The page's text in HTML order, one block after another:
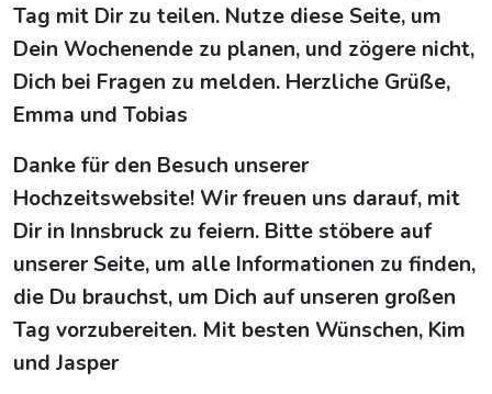
Tag mit Dir zu teilen. Nutze diese Seite, um
Dein Wochenende zu planen, und zögere nicht,
Dich bei Fragen zu melden. Herzliche Grüße,
Emma und Tobias
Danke für den Besuch unserer
Hochzeitswebsite! Wir freuen uns darauf, mit
Dir in Innsbruck zu feiern. Bitte stöbere auf
unserer Seite, um alle Informationen zu finden,
die Du brauchst, um Dich auf unseren großen
Tag vorzubereiten. Mit besten Wünschen, Kim
und Jasper